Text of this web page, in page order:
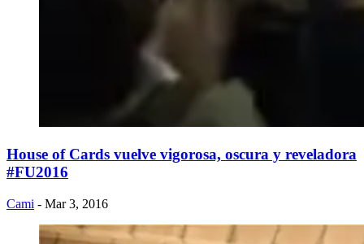
House of Cards vuelve vigorosa, oscura y reveladora
#FU2016
Cami - Mar 3, 2016